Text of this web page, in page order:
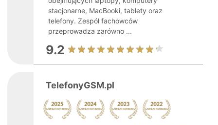
stacjonarne, MacBooki, tablety oraz
telefony. Zespół fachowców
przeprowadza zarówno ...
9.2
TelefonyGSM.pl